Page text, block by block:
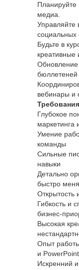
Планируйте
медиа.
Управляйте
социальных
Будьте в
креативные
вебинары и
Требования
Глубокое
маркетинга
Умение
команды
Сильные
навыки
Детально
быстро
Открытость
Гибкость и
бизнес-
Высокая
Опыт
и PowerPoint.
Искренний